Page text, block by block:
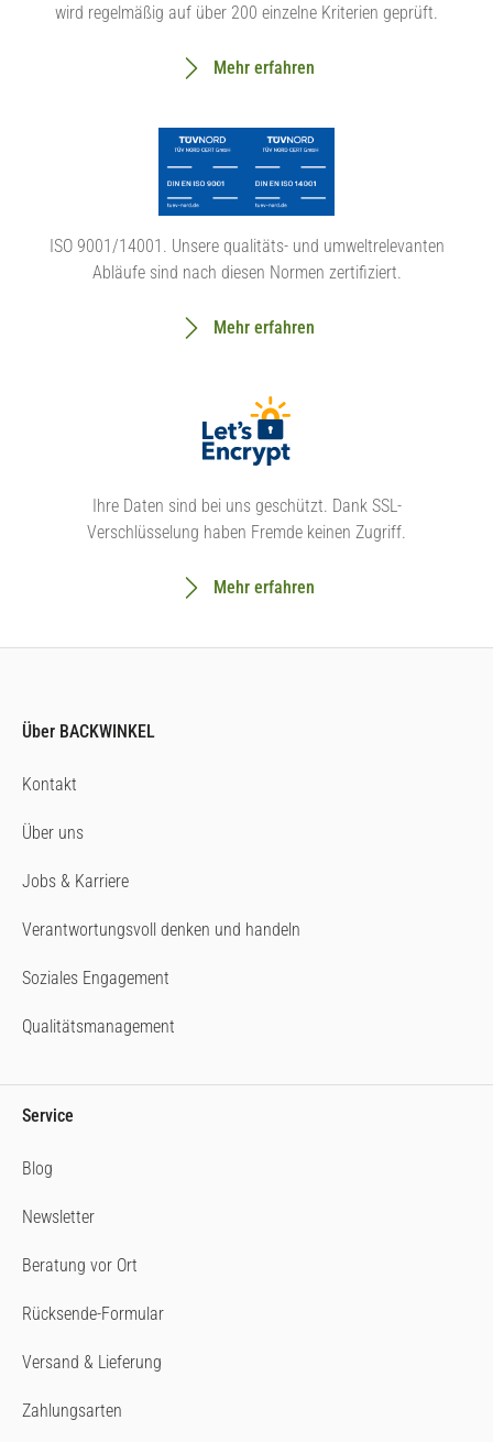
wird regelmäßig auf über 200 einzelne Kriterien geprüft.
Mehr erfahren
ISO 9001/14001. Unsere qualitäts- und umweltrelevanten
Abläufe sind nach diesen Normen zertifiziert.
Mehr erfahren
Ihre Daten sind bei uns geschützt. Dank SSL-
Verschlüsselung haben Fremde keinen Zugriff.
Mehr erfahren
Über BACKWINKEL
Kontakt
Über uns
Jobs & Karriere
Verantwortungsvoll denken und handeln
Soziales Engagement
Qualitätsmanagement
Service
Blog
Newsletter
Beratung vor Ort
Rücksende-Formular
Versand & Lieferung
Zahlungsarten